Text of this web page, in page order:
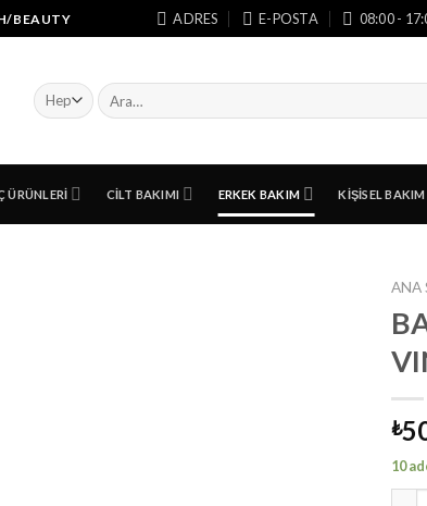
BEAUTY ADRES E-POSTA 08:00 -
Ara:
ÜRÜNLERI CILT BAKIMI ERKEK BAKIM KIŞISEL
ANA
₺
10